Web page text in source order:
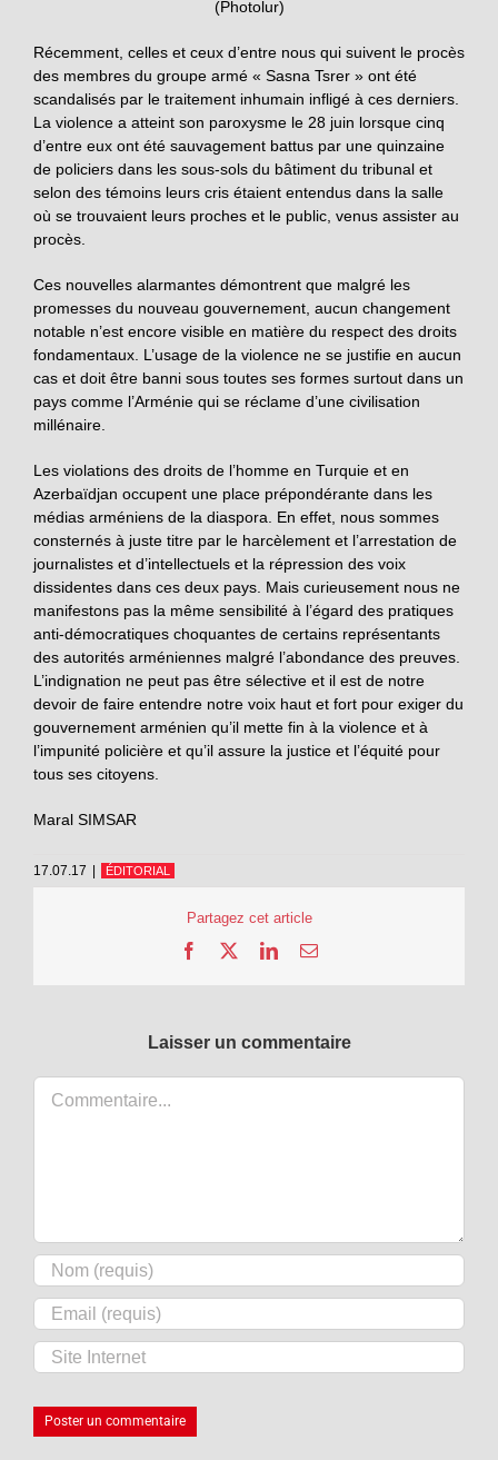
(Photolur)
Récemment, celles et ceux d’entre nous qui suivent le procès
des membres du groupe armé « Sasna Tsrer » ont été
scandalisés par le traitement inhumain infligé à ces derniers.
La violence a atteint son paroxysme le 28 juin lorsque cinq
d’entre eux ont été sauvagement battus par une quinzaine
de policiers dans les sous-sols du bâtiment du tribunal et
selon des témoins leurs cris étaient entendus dans la salle
où se trouvaient leurs proches et le public, venus assister au
procès.
Ces nouvelles alarmantes démontrent que malgré les
promesses du nouveau gouvernement, aucun changement
notable n’est encore visible en matière du respect des droits
fondamentaux. L’usage de la violence ne se justifie en aucun
cas et doit être banni sous toutes ses formes surtout dans un
pays comme l’Arménie qui se réclame d’une civilisation
millénaire.
Les violations des droits de l’homme en Turquie et en
Azerbaïdjan occupent une place prépondérante dans les
médias arméniens de la diaspora. En effet, nous sommes
consternés à juste titre par le harcèlement et l’arrestation de
journalistes et d’intellectuels et la répression des voix
dissidentes dans ces deux pays. Mais curieusement nous ne
manifestons pas la même sensibilité à l’égard des pratiques
anti-démocratiques choquantes de certains représentants
des autorités arméniennes malgré l’abondance des preuves.
L’indignation ne peut pas être sélective et il est de notre
devoir de faire entendre notre voix haut et fort pour exiger du
gouvernement arménien qu’il mette fin à la violence et à
l’impunité policière et qu’il assure la justice et l’équité pour
tous ses citoyens.
Maral SIMSAR
17.07.17 | ÉDITORIAL
Partagez cet article
Facebook LinkedInEmail
Laisser un commentaire
Commentaire